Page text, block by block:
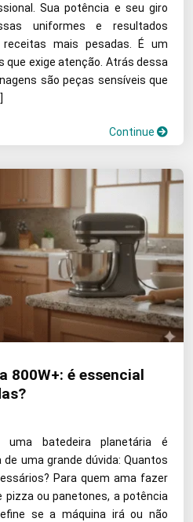
Sua potência e seu giro
uniformes e resultados
mais pesadas. É um
que exige atenção. Atrás dessa
são peças sensíveis que
Continue
800W+: é essencial
batedeira planetária é
uma grande dúvida: Quantos
Para quem ama fazer
pizza ou panetones, a potência
se a máquina irá ou não